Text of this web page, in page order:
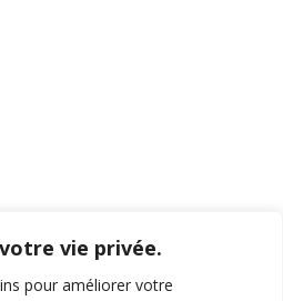
vie privée.
pour améliorer votre